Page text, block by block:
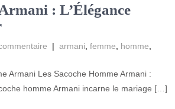
: L’Élégance
| armani femme homme
Armani Les Sacoche Homme Armani :
homme Armani incarne le mariage […]